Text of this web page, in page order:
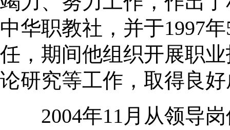
中华职教社，并于1997
任，期间他组织开展职
论研究等工作，取得良
2004年11月从领导岗